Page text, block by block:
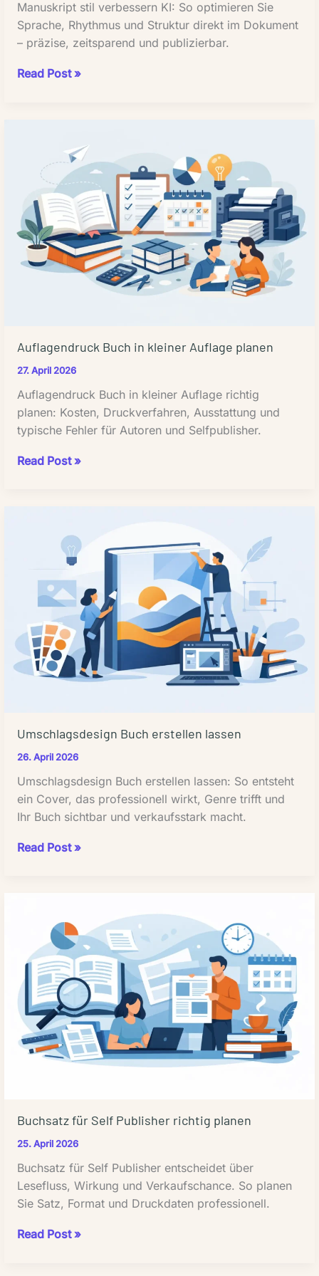
Manuskript stil verbessern KI: So optimieren Sie
Sprache, Rhythmus und Struktur direkt im Dokument
– präzise, zeitsparend und publizierbar.
Manuskriptstil
Read Post »
Auflagendruck Buch in kleiner Auflage planen
27. April 2026
Auflagendruck Buch in kleiner Auflage richtig
planen: Kosten, Druckverfahren, Ausstattung und
typische Fehler für Autoren und Selfpublisher.
Auflagendruck
Read Post »
Umschlagsdesign Buch erstellen lassen
26. April 2026
Umschlagsdesign Buch erstellen lassen: So entsteht
ein Cover, das professionell wirkt, Genre trifft und
Ihr Buch sichtbar und verkaufsstark macht.
Umschlagsdesign
Read Post »
Buchsatz für Self Publisher richtig planen
25. April 2026
Buchsatz für Self Publisher entscheidet über
Lesefluss, Wirkung und Verkaufschance. So planen
Sie Satz, Format und Druckdaten professionell.
Buchsatz
Read Post »